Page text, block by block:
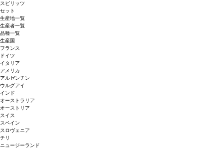
スピリッツ
セット
生産地一覧
生産者一覧
品種一覧
生産国
フランス
ドイツ
イタリア
アメリカ
アルゼンチン
ウルグアイ
インド
オーストラリア
オーストリア
スイス
スペイン
スロヴェニア
チリ
ニュージーランド